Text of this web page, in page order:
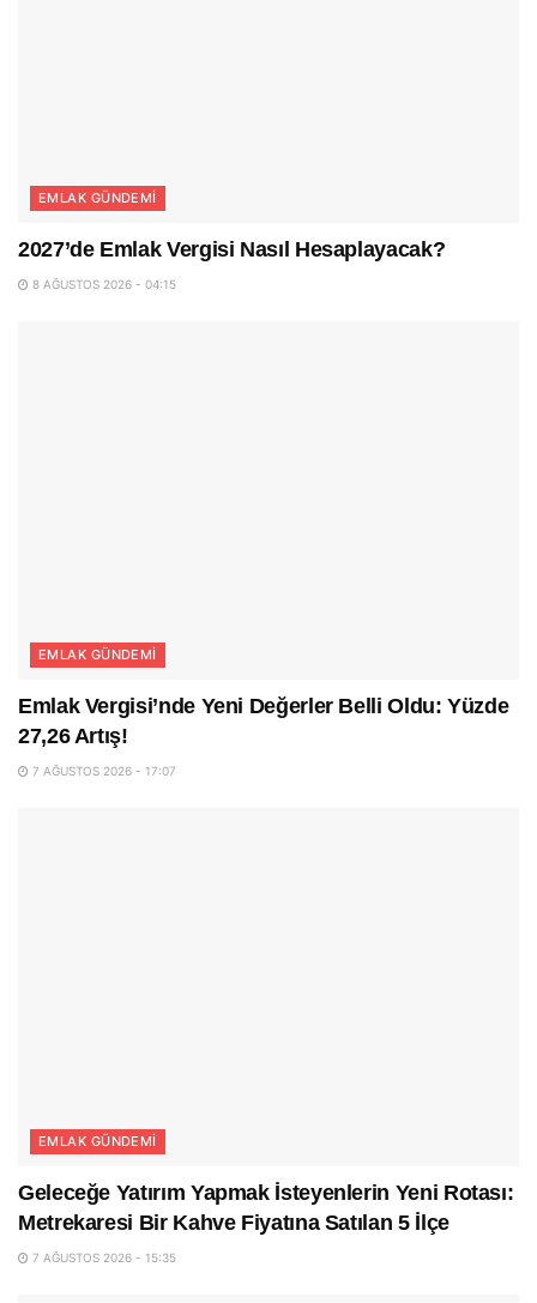
EMLAK GÜNDEMI
2027’de Emlak Vergisi Nasıl Hesaplayacak?
8 AĞUSTOS 2026 - 04:15
EMLAK GÜNDEMI
Emlak Vergisi’nde Yeni Değerler Belli Oldu: Yüzde
27,26 Artış!
7 AĞUSTOS 2026 - 17:07
EMLAK GÜNDEMI
Geleceğe Yatırım Yapmak İsteyenlerin Yeni Rotası:
Metrekaresi Bir Kahve Fiyatına Satılan 5 İlçe
7 AĞUSTOS 2026 - 15:35